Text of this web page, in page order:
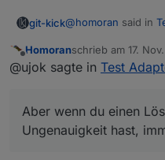
git-kick@homoran said in
Ich wollte den
"Name" dann der
Temperatur).
Aber wenn du
Offline
Homoranschrieb am 17.
zuletzt editiert von
@ujok sagte in Test
Aber wenn du einen
Ungenauigkeit hast,